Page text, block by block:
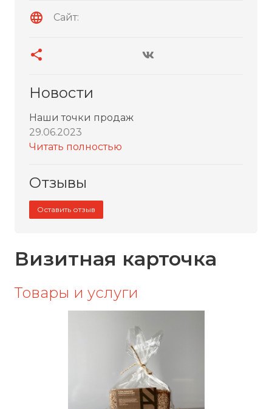
Сайт:
Новости
Наши точки продаж
29.06.2023
Читать полностью
Отзывы
Оставить отзыв
Визитная карточка
Товары и услуги